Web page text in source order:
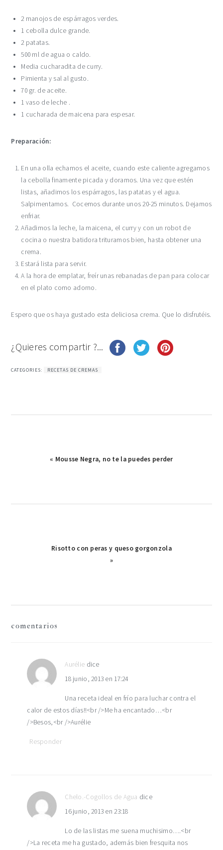
2 manojos de espárragos verdes.
1 cebolla dulce grande.
2 patatas.
500 ml de agua o caldo.
Media cucharadita de curry.
Pimienta y sal al gusto.
70 gr. de aceite.
1 vaso de leche .
1 cucharada de maicena para espesar.
Preparación:
En una olla echamos el aceite, cuando este caliente agregamos
la cebolla finamente picada y doramos. Una vez que estén
listas, añadimos los espárragos, las patatas y el agua.
Salpimentamos. Cocemos durante unos 20-25 minutos. Dejamos
enfriar.
Añadimos la leche, la maicena, el curry y con un robot de
cocina o nuestra batidora trituramos bien, hasta obtener una
crema.
Estará lista para servir.
A la hora de emplatar, freír unas rebanadas de pan para colocar
en el plato como adorno.
Espero que os haya gustado esta deliciosa crema. Que lo disfrutéis.
¿Quieres compartir ?...
CATEGORIES: RECETAS DE CREMAS
Publicación
« Mousse Negra, no te la puedes perder
Publicación
Risotto con peras y queso gorgonzola
»
interacciones
los
lectores
comentarios
Aurélie dice
18 junio, 2013 en 17:24
Una receta ideal en frío para luchar contra el
calor de estos días!!<br />Me ha encantado…<br
/>Besos,<br />Aurélie
Responder
Chelo.-Cogollos de Agua dice
16 junio, 2013 en 23:18
Lo de las listas me suena muchisimo….<br
/>La receta me ha gustado, además bien fresquita nos